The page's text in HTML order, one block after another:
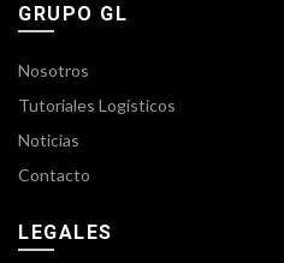
GRUPO GL
Nosotros
Tutoriales Logísticos
Noticias
Contacto
LEGALES